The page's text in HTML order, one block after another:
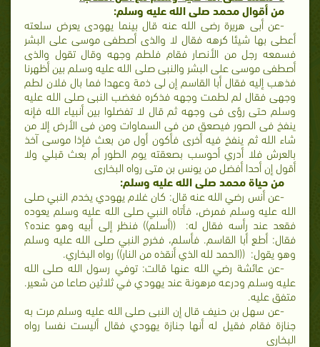
من أقوال محمد صلى الله عليه وسلم:
-عن أبى هريرة رضى الله عنه قال بينما يهودى يعرض سلعته
أعطى بها شيئا كرهه فقال لا والذى أصطفى موسى على البشر
فسمعه رجل من الأنصار فقام فلطم وجهه وقال تقول والذى
أصطفى موسى على البشر والنبى صلى الله عليه وسلم بين أظهرنا
فذهب إليه فقال أبا القاسم إن لى ذمة وعهدا فما بال فلان لطم
وجهى فقال لم لطمت وجهه فذكره فغضب النبى صلى الله عليه
وسلم حتى رؤى فى وجهه ثم قال لا تفضلوا بين أنبياء الله فإنه
ينفخ فى الصور فيصعق من فى السماوات ومن فى الأرض إلا من
شاء الله ثم ينفخ فيه أخرى فأكون أول من بعث فإذا موسى آخذ
بالعرش فلا أدري أحوسب بصعقته يوم الطور أم بعث قبلي ولا
أقول إن أحدا أفضل من يونس بن متى رواه البخارى
من حياة محمد صلى الله عليه وسلم:
-عن أنس رضي الله عنه قال: كان غلام يهودي يخدم النبي صلى
الله عليه وسلم فمرض، فأتاه النبي صلى الله عليه وسلم يعوده
فقعد عند رأسه فقال له: ((أسلم)) فنظر إلى أبيه وهو عنده؟
فقال: أطع أبا القاسم. فأسلم، فخرج النبي صلى الله عليه وسلم
وهو يقول: ((الحمد لله الذي أنقذه من النار)) رواه البخاري.
-عن عائشة رضي الله عنها قالت: توفي رسول الله صلى الله
عليه وسلم ودرعه مرهونة عند يهودي في ثلاثين صاعا من شعير.
متفق عليه.
-عن سهل بن حنيف قال إن النبى صلى الله عليه وسلم مرت به
جنازة فقام فقيل له أنها جنازة يهودي فقال أليست نفسا رواه
البخارى